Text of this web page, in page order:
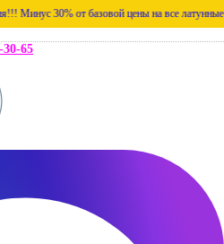
Минус 30% от базовой цены на все латунные
30-65